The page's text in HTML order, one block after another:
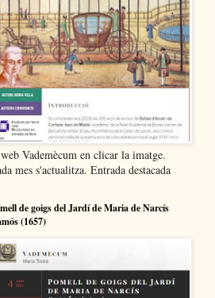
Vademècum en clicar la imatge.
mes s'actualitza. Entrada destacada
de goigs del Jardí de Maria de Narcís
(1657)